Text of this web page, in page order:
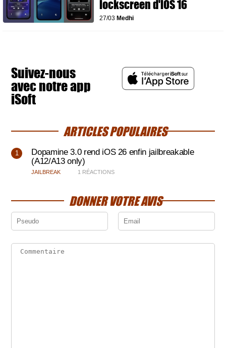
lockscreen d'iOS 16
27/03 Medhi
Suivez-nous
avec notre app
iSoft
ARTICLES POPULAIRES
Dopamine 3.0 rend iOS 26 enfin jailbreakable
(A12/A13 only)
JAILBREAK 1 RÉACTIONS
DONNER VOTRE AVIS